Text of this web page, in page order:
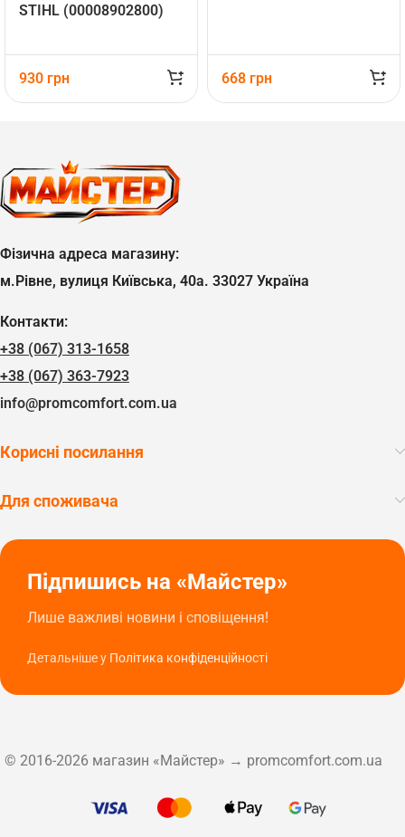
STIHL (00008902800)
930 грн 668 грн
Фізична адреса магазину:
м.Рівне, вулиця Київська, 40а. 33027 Україна
Контакти:
+38 (067) 313-1658
+38 (067) 363-7923
info@promcomfort.com.ua
Корисні посилання
Для споживача
Підпишись на «Майстер»
Лише важливі новини і сповіщення!
Детальніше у Політика конфіденційності
© 2016-2026 магазин «Майстер» → promcomfort.com.ua